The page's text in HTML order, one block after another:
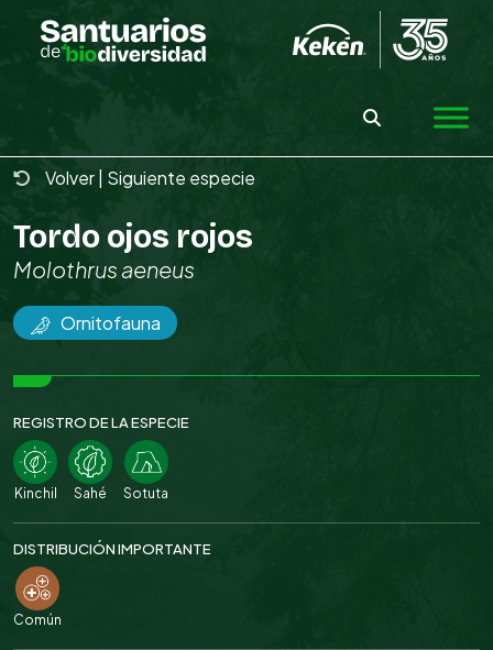
Volver Siguiente especie
Tordo ojos rojos
Molothrus aeneus
Ornitofauna
REGISTRO DE LA ESPECIE
Kinchil Sahé Sotuta
DISTRIBUCIÓN IMPORTANTE
Común